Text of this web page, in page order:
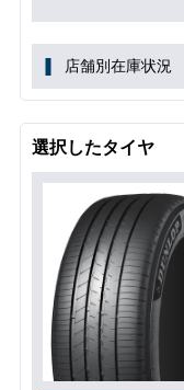
店舗別在庫状況
選択したタイヤ